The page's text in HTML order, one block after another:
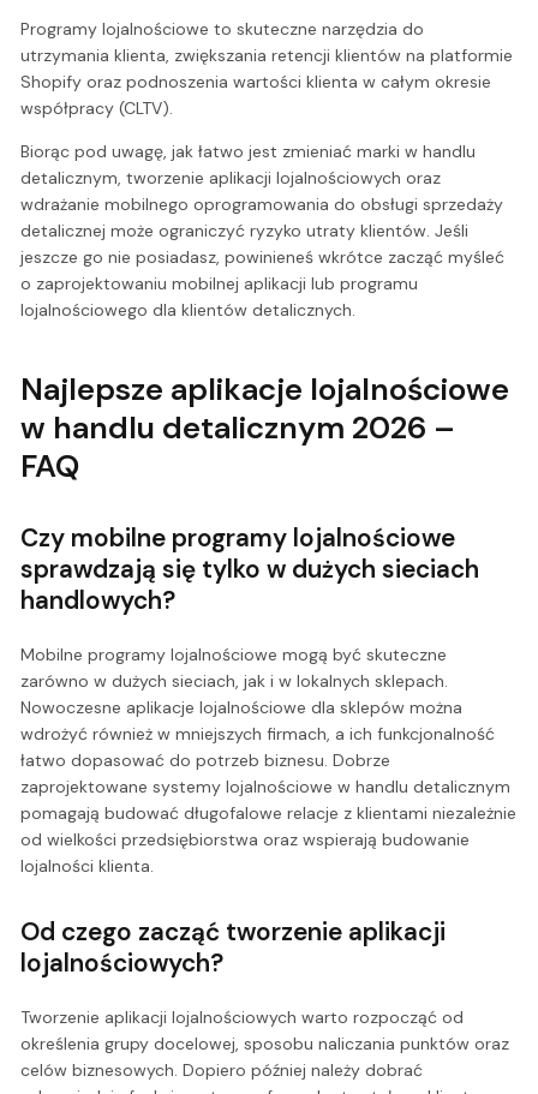
Programy lojalnościowe to skuteczne narzędzia do
utrzymania klienta, zwiększania retencji klientów na platformie
Shopify oraz podnoszenia wartości klienta w całym okresie
współpracy (CLTV).
Biorąc pod uwagę, jak łatwo jest zmieniać marki w handlu
detalicznym, tworzenie aplikacji lojalnościowych oraz
wdrażanie mobilnego oprogramowania do obsługi sprzedaży
detalicznej może ograniczyć ryzyko utraty klientów. Jeśli
jeszcze go nie posiadasz, powinieneś wkrótce zacząć myśleć
o zaprojektowaniu mobilnej aplikacji lub programu
lojalnościowego dla klientów detalicznych.
Najlepsze aplikacje lojalnościowe
w handlu detalicznym 2026 –
FAQ
Czy mobilne programy lojalnościowe
sprawdzają się tylko w dużych sieciach
handlowych?
Mobilne programy lojalnościowe mogą być skuteczne
zarówno w dużych sieciach, jak i w lokalnych sklepach.
Nowoczesne aplikacje lojalnościowe dla sklepów można
wdrożyć również w mniejszych firmach, a ich funkcjonalność
łatwo dopasować do potrzeb biznesu. Dobrze
zaprojektowane systemy lojalnościowe w handlu detalicznym
pomagają budować długofalowe relacje z klientami niezależnie
od wielkości przedsiębiorstwa oraz wspierają budowanie
lojalności klienta.
Od czego zacząć tworzenie aplikacji
lojalnościowych?
Tworzenie aplikacji lojalnościowych warto rozpocząć od
określenia grupy docelowej, sposobu naliczania punktów oraz
celów biznesowych. Dopiero później należy dobrać